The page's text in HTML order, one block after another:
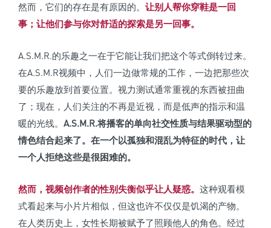
然而，它们的存在是有原因的。 让别人帮你穿鞋是一回
事； 让他们参与你对舒适的探索是另一回事。
A.S.M.R.的乐趣之一在于它能让我们把这个等式倒转过来。
在A.S.M.R视频中，人们一边做常规的工作，一边把那些次
要的乐趣放到首要位置。视力测试通常重视的东西被扭曲
了；现在，人们关注的不再是近视，而是低声的指示和温
暖的光线。 A.S.M.R.将播客的单向社交性质与结果驱动型的
情色结合起来了。 在一个以孤独和混乱为特征的时代，让
一个人拒绝这些是很困难的。
然而，视频创作者的性别失衡似乎让人疑惑。 这种观看模
式看起来与小片片相似，但这也许不仅仅是饥渴的产物。
在人类历史上，女性长期被赋予了照顾他人的角色。经过